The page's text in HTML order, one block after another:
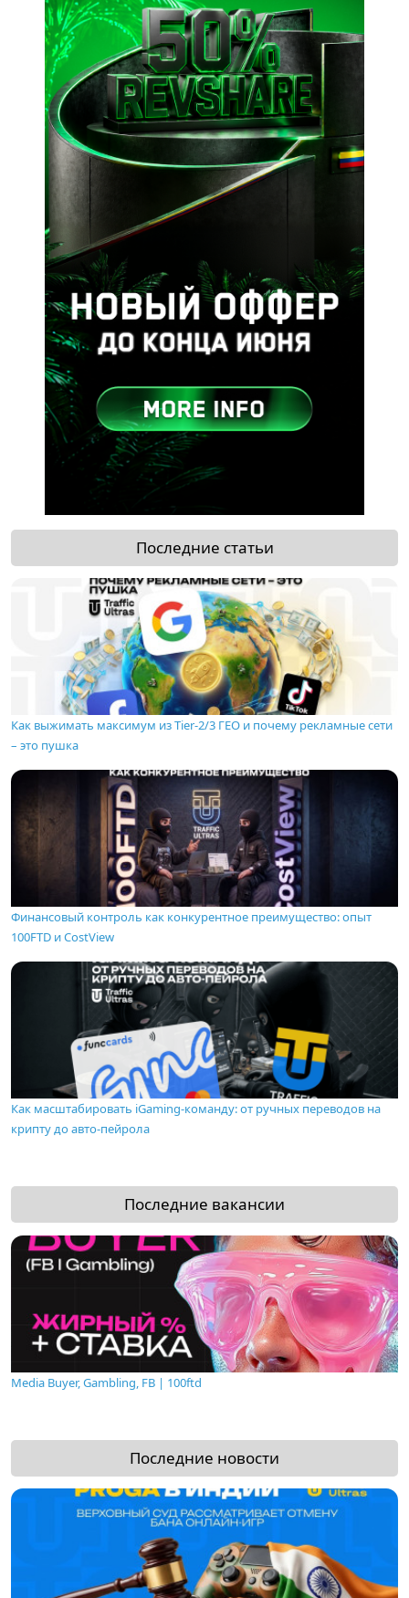
Последние статьи
Как выжимать максимум из Tier-2/3 ГЕО и почему рекламные сети
– это пушка
Финансовый контроль как конкурентное преимущество: опыт
100FTD и CostView
Как масштабировать iGaming-команду: от ручных переводов на
крипту до авто-пейрола
Последние вакансии
Media Buyer, Gambling, FB | 100ftd
Последние новости